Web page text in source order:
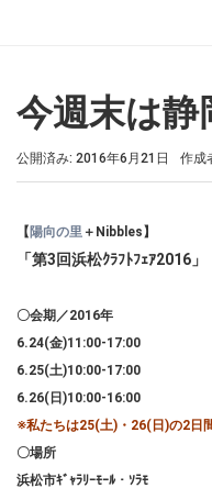
今週末は静
公開済み: 2016年6月21日 作成
【 陽向の里 ＋Nibbles】
「第3回浜松ｸﾗﾌﾄﾌｪｱ2016」
〇会期／2016年
6.24(金)11:00-17:00
6.25(土)10:00-17:00
6.26(日)10:00-16:00
※私たちは25(土)・ 26(日)の2日
〇場所
浜松市ｷﾞｬﾗﾘｰﾓｰﾙ・ｿﾗﾓ